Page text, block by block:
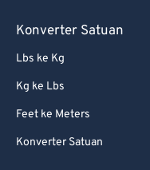
Konverter Satuan
Lbs ke Kg
Kg ke Lbs
Feet ke Meters
Konverter Satuan